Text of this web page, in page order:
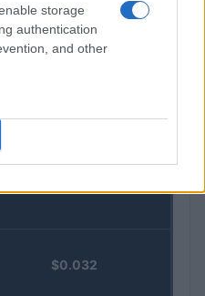
storage
authentication
and other
$4,187.30
$0.032